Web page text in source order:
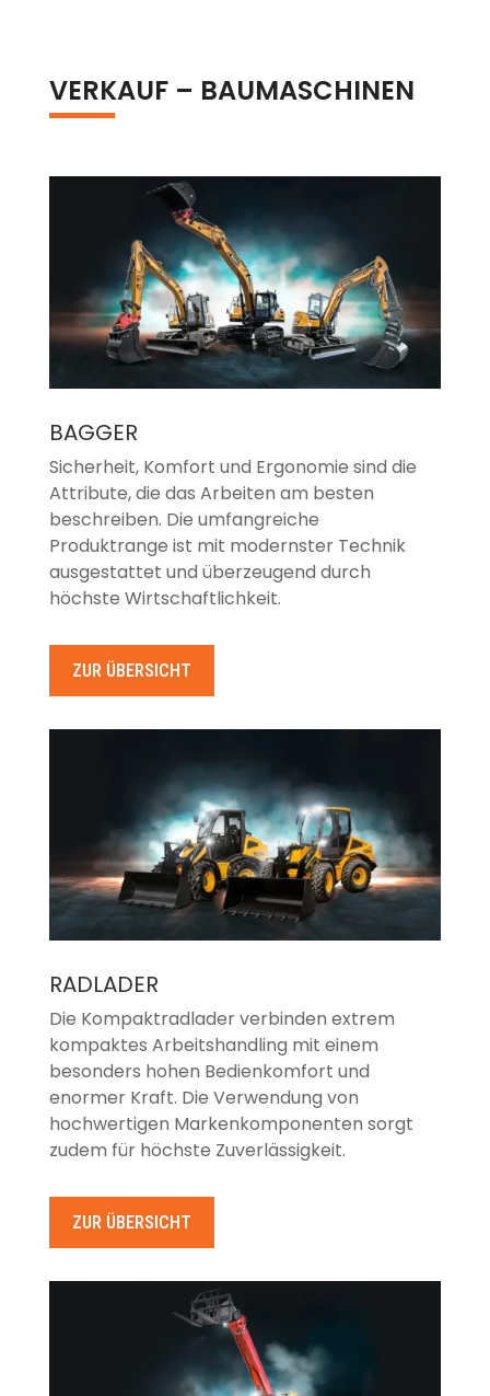
VERKAUF – BAUMASCHINEN
BAGGER
Sicherheit, Komfort und Ergonomie sind die
Attribute, die das Arbeiten am besten
beschreiben. Die umfangreiche
Produktrange ist mit modernster Technik
ausgestattet und überzeugend durch
höchste Wirtschaftlichkeit.
ZUR ÜBERSICHT
RADLADER
Die Kompaktradlader verbinden extrem
kompaktes Arbeitshandling mit einem
besonders hohen Bedienkomfort und
enormer Kraft. Die Verwendung von
hochwertigen Markenkomponenten sorgt
zudem für höchste Zuverlässigkeit.
ZUR ÜBERSICHT